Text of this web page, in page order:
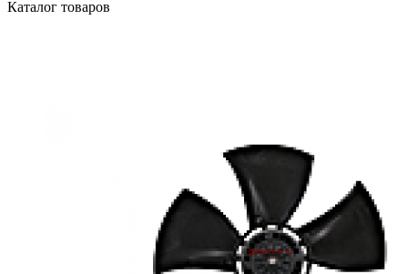
Каталог товаров